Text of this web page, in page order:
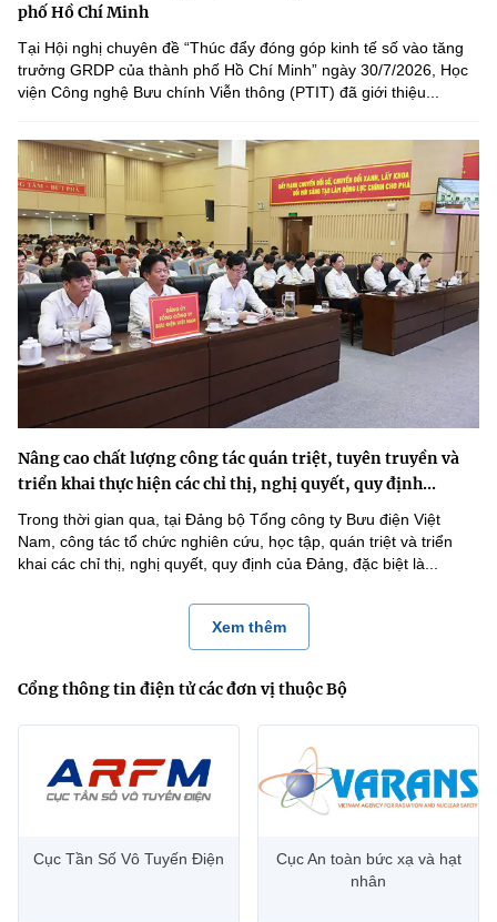
phố Hồ Chí Minh
Tại Hội nghị chuyên đề “Thúc đẩy đóng góp kinh tế số vào tăng
trưởng GRDP của thành phố Hồ Chí Minh” ngày 30/7/2026, Học
viện Công nghệ Bưu chính Viễn thông (PTIT) đã giới thiệu...
Nâng cao chất lượng công tác quán triệt, tuyên truyền và
triển khai thực hiện các chỉ thị, nghị quyết, quy định...
Trong thời gian qua, tại Đảng bộ Tổng công ty Bưu điện Việt
Nam, công tác tổ chức nghiên cứu, học tập, quán triệt và triển
khai các chỉ thị, nghị quyết, quy định của Đảng, đặc biệt là...
Xem thêm
Cổng thông tin điện tử các đơn vị thuộc Bộ
Cục Tần Số Vô Tuyến Điện
Cục An toàn bức xạ và hạt
nhân